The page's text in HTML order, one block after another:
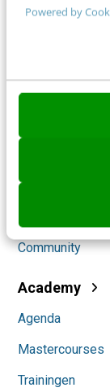
Powered by
Content &
Social
Community
Academy
Agenda
Mastercourses
Trainingen